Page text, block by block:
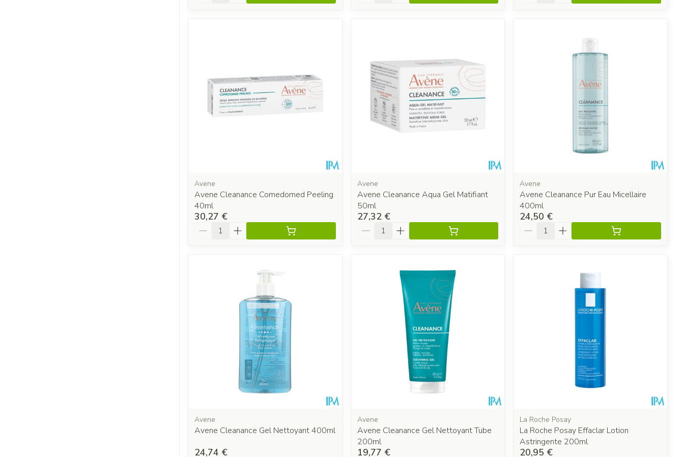
Avene
Avene Cleanance Comedomed Peeling
40ml
30,27 €
Quantité
Avene
Avene Cleanance Aqua Gel Matifiant
50ml
27,32 €
Quantité
Avene
Avene Cleanance Pur Eau Micellaire
400ml
24,50 €
Quantité
Avene
Avene Cleanance Gel Nettoyant 400ml
24,74 €
Avene
Avene Cleanance Gel Nettoyant Tube
200ml
19,77 €
La Roche Posay
La Roche Posay Effaclar Lotion
Astringente 200ml
20,95 €